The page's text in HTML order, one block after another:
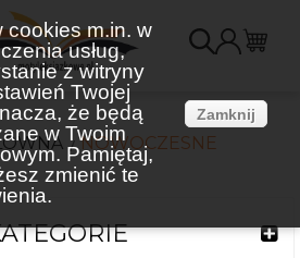
cookies m.in. w
usług,
z witryny
Twojej
że będą
w Twoim
Pamiętaj,
zmienić te
Zamknij
NOWOCZESNE